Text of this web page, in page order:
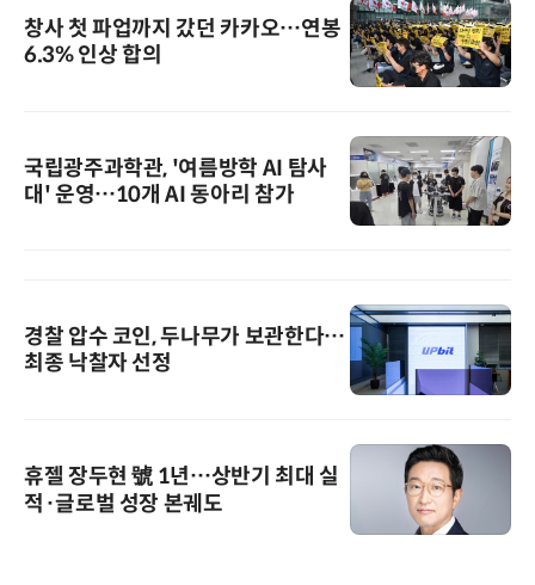
창사 첫 파업까지 갔던 카카오…연봉
6.3% 인상 합의
국립광주과학관, '여름방학 AI 탐사
대' 운영…10개 AI 동아리 참가
경찰 압수 코인, 두나무가 보관한다…
최종 낙찰자 선정
휴젤 장두현 號 1년…상반기 최대 실
적·글로벌 성장 본궤도